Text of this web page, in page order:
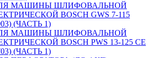
МАШИНЫ ШЛИФОВАЛЬНОЙ
BOSCH GWS 7-115
(ЧАСТЬ 1)
МАШИНЫ ШЛИФОВАЛЬНОЙ
BOSCH PWS 13-125 CE
(ЧАСТЬ 1)